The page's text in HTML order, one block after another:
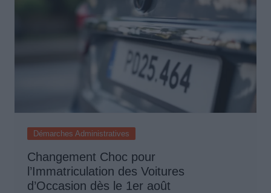
Démarches Administratives
Changement Choc pour
l’Immatriculation des Voitures
d’Occasion dès le 1er août